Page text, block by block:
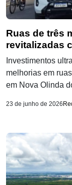
Ruas de três
revitalizadas
Investimentos
melhorias em
em Nova Olinda
23 de junho de 2026